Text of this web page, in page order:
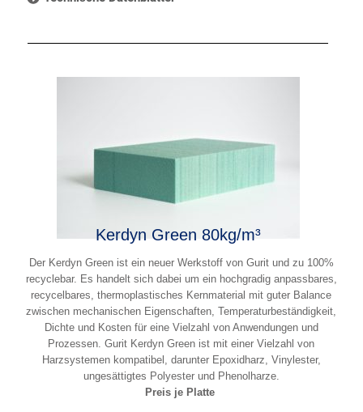
Kerdyn Green 80kg/m³
Der Kerdyn Green ist ein neuer Werkstoff von Gurit und zu 100%
recyclebar. Es handelt sich dabei um ein hochgradig anpassbares,
recycelbares, thermoplastisches Kernmaterial mit guter Balance
zwischen mechanischen Eigenschaften, Temperaturbeständigkeit,
Dichte und Kosten für eine Vielzahl von Anwendungen und
Prozessen. Gurit Kerdyn Green ist mit einer Vielzahl von
Harzsystemen kompatibel, darunter Epoxidharz, Vinylester,
ungesättigtes Polyester und Phenolharze.
Preis je Platte